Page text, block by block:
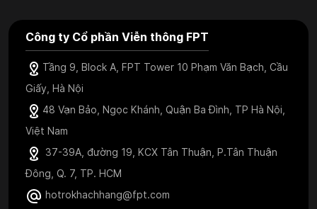
Công ty Cổ phần Viễn thông FPT
Tầng 9, Block A, FPT Tower 10 Phạm Văn Bạch, Cầu
Giấy, Hà Nội
48 Vạn Bảo, Ngọc Khánh, Quận Ba Đình, TP Hà Nội,
Việt Nam
37-39A, đường 19, KCX Tân Thuận, P.Tân Thuận
Đông, Q. 7, TP. HCM
hotrokhachhang@fpt.com